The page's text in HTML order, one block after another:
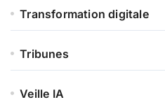
Transformation digitale
Tribunes
Veille IA